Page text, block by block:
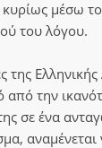
μέσω
του λόγου.
της
την
σε ένα
αναμένεται